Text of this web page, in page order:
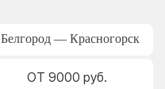
Белгород — Красногорск
ОТ 9000 руб.